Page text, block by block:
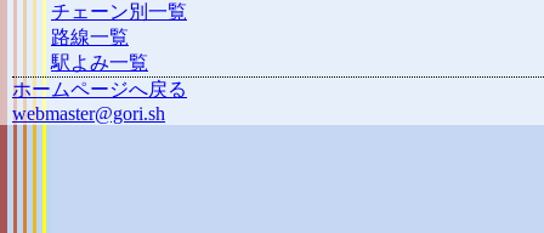
チェーン別一覧
路線一覧
駅よみ一覧
ホームページへ戻る
webmaster@gori.sh